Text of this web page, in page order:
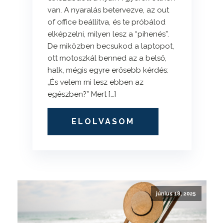
van. A nyaralás betervezve, az out
of office beállítva, és te próbálod
elképzelni, milyen lesz a “pihenés”.
De miközben becsukod a laptopot,
ott motoszkál benned az a belső,
halk, mégis egyre erősebb kérdés:
„És velem mi lesz ebben az
egészben?” Mert […]
ELOLVASOM
június 18, 2025